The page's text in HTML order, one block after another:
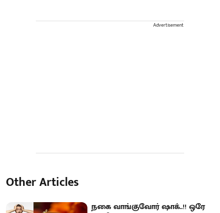
Advertisement
Other Articles
நகை வாங்குவோர் ஷாக்..!! ஒரே